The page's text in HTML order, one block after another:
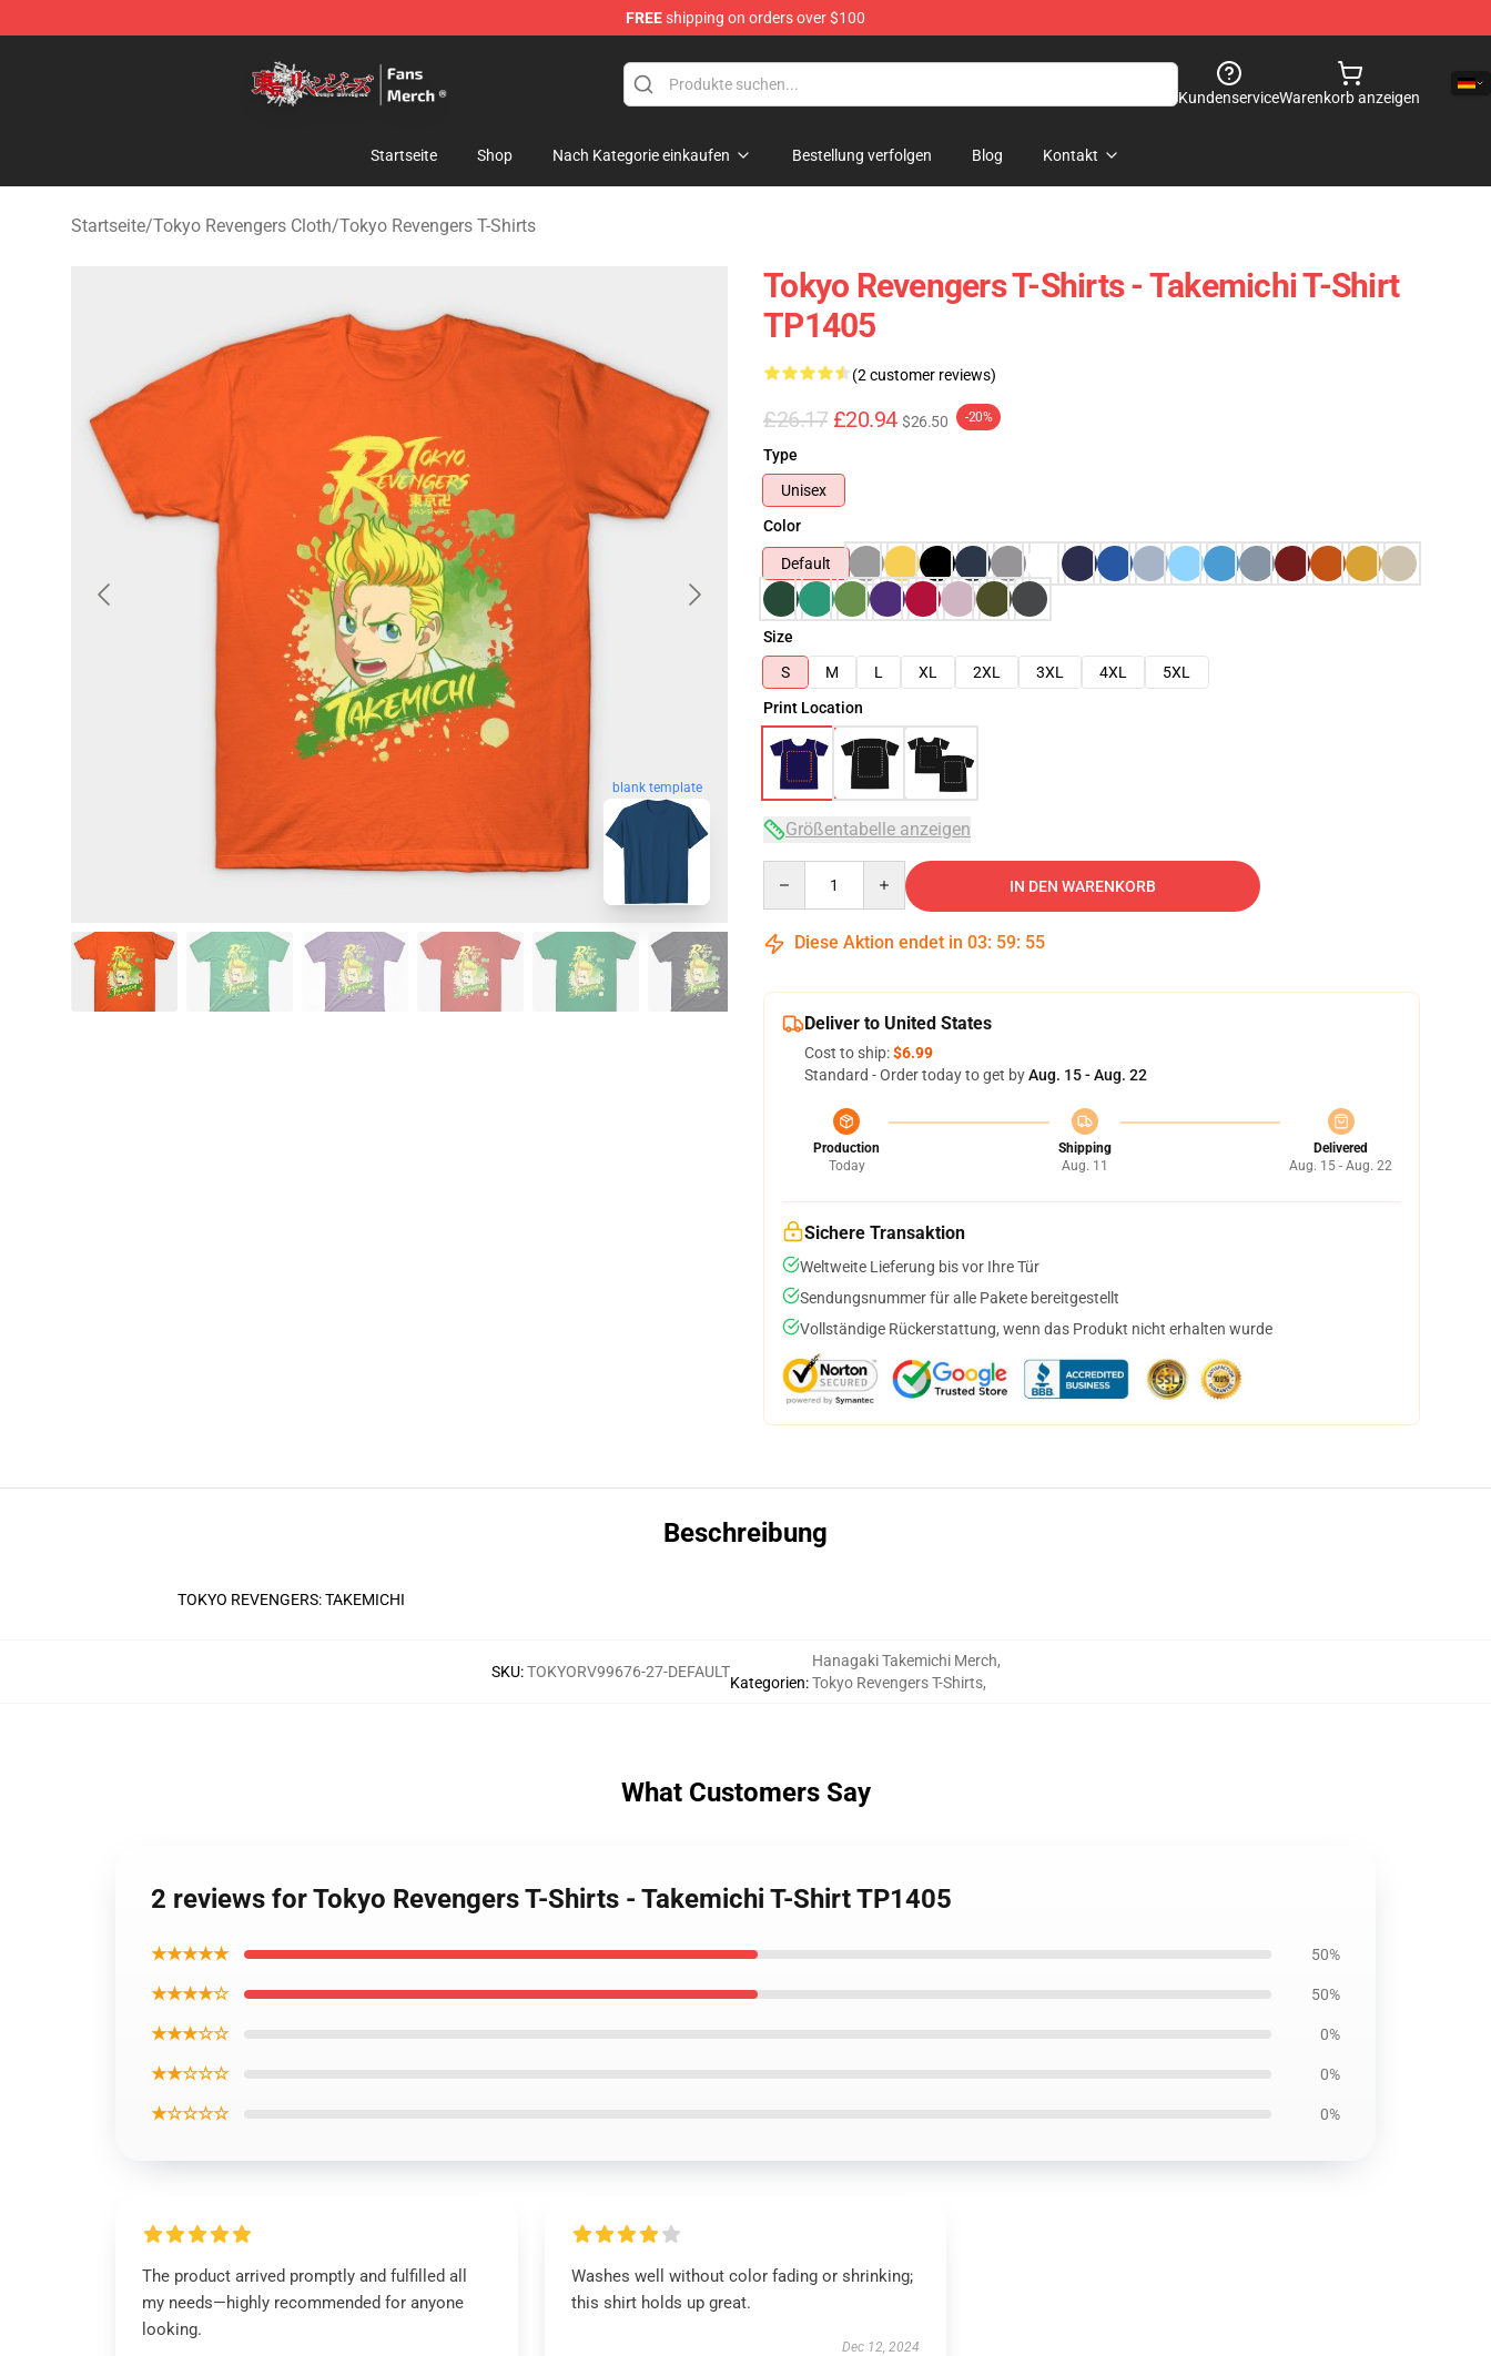
FREEshipping on orders over $100
KundenserviceWarenkorb anzeigen
Startseite Shop Nach Kategorie einkaufen Bestellung verfolgen Blog Kontakt
Startseite/Tokyo Revengers Cloth/Tokyo Revengers T-Shirts
blank template
Tokyo Revengers T-Shirts - Takemichi T-Shirt
TP1405
(2 customer reviews)
£26.17 £20.94 $26.50 -20%
Type
Unisex
Color
Default
Size
S
M L XL 2XL 3XL 4XL
5XL
Print Location
Größentabelle anzeigen
IN DEN WARENKORB
Diese Aktion endet in 03: 59: 54
Deliver to United States
Cost to ship:$6.99
Standard - Order today to get byAug. 15 - Aug. 22
Production
Today
Shipping
Aug. 11
Delivered
Aug. 15 - Aug. 22
Sichere Transaktion
Weltweite Lieferung bis vor Ihre Tür
Sendungsnummer für alle Pakete bereitgestellt
Vollständige Rückerstattung, wenn das Produkt nicht erhalten wurde
Beschreibung
TOKYO REVENGERS: TAKEMICHI
SKU:TOKYORV99676-27-DEFAULT
Kategorien:
Hanagaki Takemichi Merch,
Tokyo Revengers T-Shirts,
What Customers Say
2 reviews for Tokyo Revengers T-Shirts - Takemichi T-Shirt TP1405
★★★★★ 50%
★★★★☆ 50%
★★★☆☆ 0%
★★☆☆☆ 0%
★☆☆☆☆ 0%
The product arrived promptly and fulfilled all
my needs—highly recommended for anyone
looking.
Washes well without color fading or shrinking;
this shirt holds up great.
Dec 12, 2024